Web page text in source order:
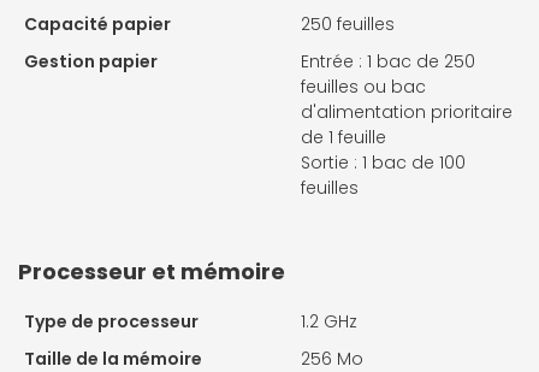
Capacité papier
250 feuilles
Gestion papier
Entrée : 1 bac de 250
feuilles ou bac
d'alimentation prioritaire
de 1 feuille
Sortie : 1 bac de 100
feuilles
Processeur et mémoire
Type de processeur
1.2 GHz
Taille de la mémoire
256 Mo